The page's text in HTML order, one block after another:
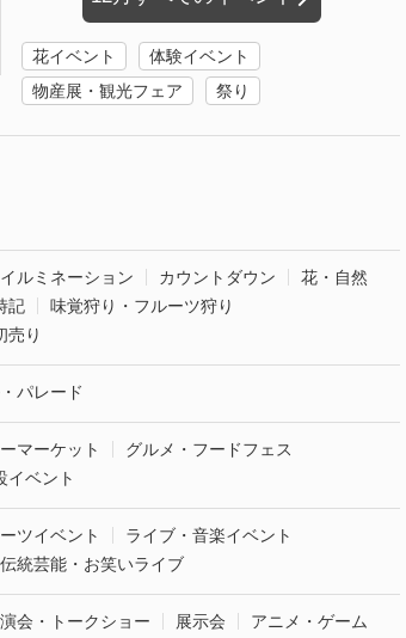
花イベント
体験イベント
物産展・観光フェア
祭り
イルミネーション カウントダウン
花・自然
記
味覚狩り・フルーツ狩り
売り
パレード
マーケット
グルメ・フードフェス
イベント
ツイベント
ライブ・音楽イベント
伝統芸能・お笑いライブ
会・トークショー 展示会 アニメ・ゲーム